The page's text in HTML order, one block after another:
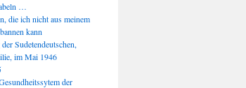
…
die ich nicht aus meinem
kann
Sudetendeutschen,
im Mai 1946
der